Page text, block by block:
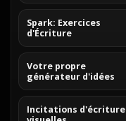
Spark: Exercices
d'Écriture
Votre propre
générateur d'idées
Incitations d'écriture